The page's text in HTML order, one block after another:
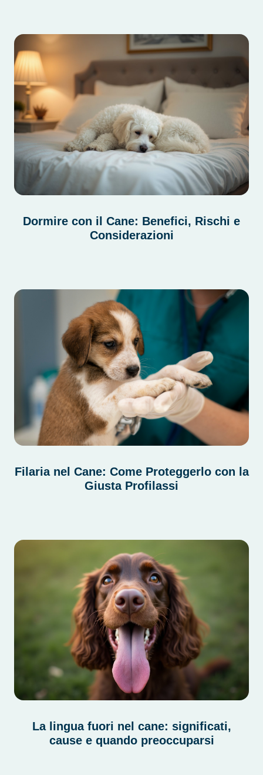
Dormire con il Cane: Benefici, Rischi e
Considerazioni
Filaria nel Cane: Come Proteggerlo con la
Giusta Profilassi
La lingua fuori nel cane: significati,
cause e quando preoccuparsi